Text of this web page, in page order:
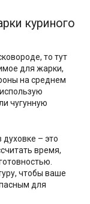
куриного
то тут
для жарки,
на среднем
чугунную
– это
время,
чтобы ваше
для